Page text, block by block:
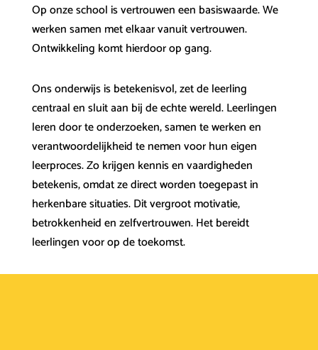
Op onze school is vertrouwen een basiswaarde. We
werken samen met elkaar vanuit vertrouwen.
Ontwikkeling komt hierdoor op gang.
Ons onderwijs is betekenisvol, zet de leerling
centraal en sluit aan bij de echte wereld. Leerlingen
leren door te onderzoeken, samen te werken en
verantwoordelijkheid te nemen voor hun eigen
leerproces. Zo krijgen kennis en vaardigheden
betekenis, omdat ze direct worden toegepast in
herkenbare situaties. Dit vergroot motivatie,
betrokkenheid en zelfvertrouwen. Het bereidt
leerlingen voor op de toekomst.